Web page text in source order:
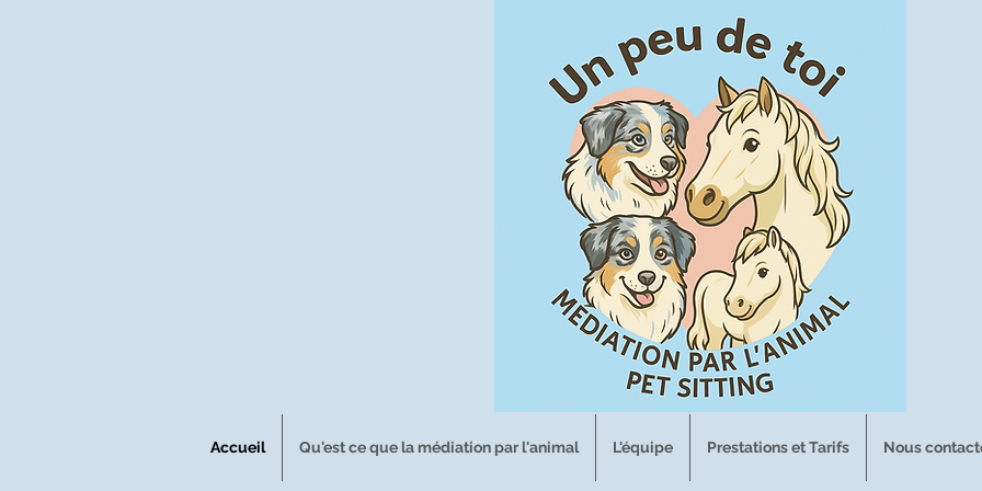
Accueil Qu'est ce que la médiation par l'animal L'équipe Prestations et Tarifs Nous